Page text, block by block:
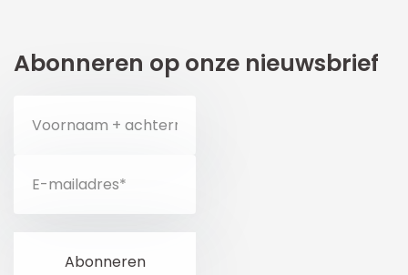
Abonneren op onze nieuwsbrief